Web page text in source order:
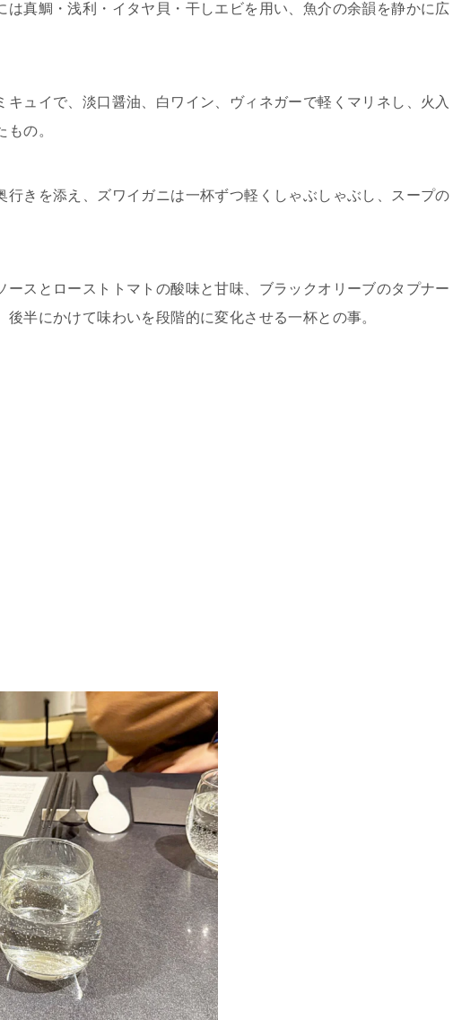
は真鯛・浅利・イタヤ貝・干しエビを用い、 魚介の余韻を静かに広
ュイで、淡口醤油、白ワイン、ヴィネガーで軽くマリネし、 火入
の。
きを添え、 ズワイガニは一杯ずつ軽くしゃぶしゃぶし、
スープの
ースとローストトマトの酸味と甘味、 ブラックオリーブのタプナー
後半にかけて味わいを段階的に変化させる一杯との事。